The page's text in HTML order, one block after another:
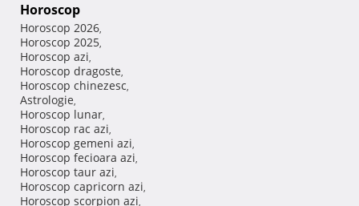
Horoscop
Horoscop 2026,
Horoscop 2025,
Horoscop azi,
Horoscop dragoste,
Horoscop chinezesc,
Astrologie,
Horoscop lunar,
Horoscop rac azi,
Horoscop gemeni azi,
Horoscop fecioara azi,
Horoscop taur azi,
Horoscop capricorn azi,
Horoscop scorpion azi,